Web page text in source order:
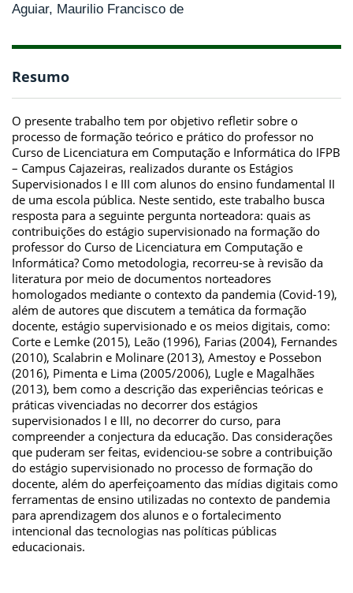
Aguiar, Maurilio Francisco de
Resumo
O presente trabalho tem por objetivo refletir sobre o
processo de formação teórico e prático do professor no
Curso de Licenciatura em Computação e Informática do IFPB
– Campus Cajazeiras, realizados durante os Estágios
Supervisionados I e III com alunos do ensino fundamental II
de uma escola pública. Neste sentido, este trabalho busca
resposta para a seguinte pergunta norteadora: quais as
contribuições do estágio supervisionado na formação do
professor do Curso de Licenciatura em Computação e
Informática? Como metodologia, recorreu-se à revisão da
literatura por meio de documentos norteadores
homologados mediante o contexto da pandemia (Covid-19),
além de autores que discutem a temática da formação
docente, estágio supervisionado e os meios digitais, como:
Corte e Lemke (2015), Leão (1996), Farias (2004), Fernandes
(2010), Scalabrin e Molinare (2013), Amestoy e Possebon
(2016), Pimenta e Lima (2005/2006), Lugle e Magalhães
(2013), bem como a descrição das experiências teóricas e
práticas vivenciadas no decorrer dos estágios
supervisionados I e III, no decorrer do curso, para
compreender a conjectura da educação. Das considerações
que puderam ser feitas, evidenciou-se sobre a contribuição
do estágio supervisionado no processo de formação do
docente, além do aperfeiçoamento das mídias digitais como
ferramentas de ensino utilizadas no contexto de pandemia
para aprendizagem dos alunos e o fortalecimento
intencional das tecnologias nas políticas públicas
educacionais.